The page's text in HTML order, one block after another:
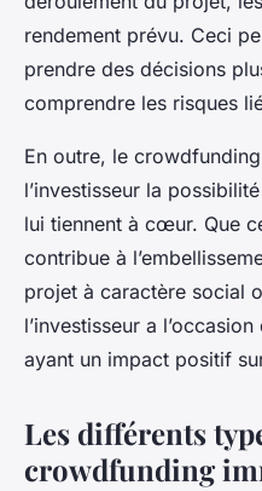
rendement prévu. Ceci
prendre des décisions
comprendre les risques
En outre, le
l’investisseur la
lui tiennent à cœur. Que
contribue à
projet à caractère social
l’investisseur a
ayant un impact positif
Les différents
crowdfunding